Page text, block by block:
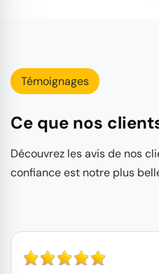
Témoignages
Ce que nos
Découvrez les avis de nos
confiance est notre plus